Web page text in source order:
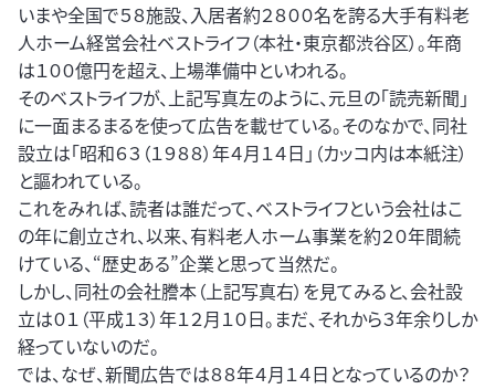
いまや全国で５８施設、入居者約２８００名を誇る大手有料老
人ホーム経営会社ベストライフ（本社・東京都渋谷区）。年商
は１００億円を超え、上場準備中といわれる。
そのベストライフが、上記写真左のように、元旦の「読売新聞」
に一面まるまるを使って広告を載せている。そのなかで、同社
設立は「昭和６３（１９８８）年４月１４日」（カッコ内は本紙注）
と謳われている。
これをみれば、読者は誰だって、ベストライフという会社はこ
の年に創立され、以来、有料老人ホーム事業を約２０年間続
けている、“歴史ある”企業と思って当然だ。
しかし、同社の会社謄本（上記写真右）を見てみると、会社設
立は０１（平成１３）年１２月１０日。まだ、それから３年余りしか
経っていないのだ。
では、なぜ、新聞広告では８８年４月１４日となっているのか？